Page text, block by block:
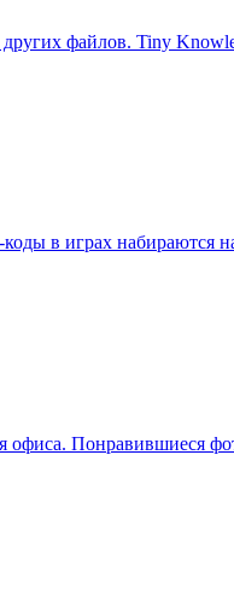
файлов. Tiny
в играх набираются
Понравившиеся